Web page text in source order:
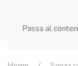
Passa al